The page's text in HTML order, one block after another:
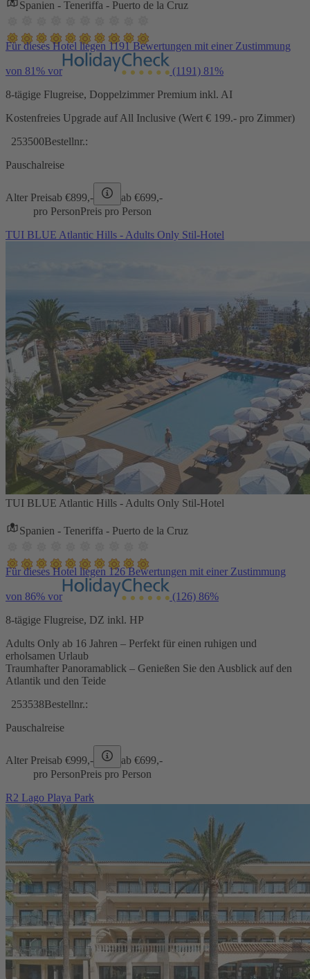
Spanien - Teneriffa - Puerto de la Cruz
Für dieses Hotel liegen 1191 Bewertungen mit einer Zustimmung
von 81% vor (1191) 81%
8-tägige Flugreise, Doppelzimmer Premium inkl. AI
Kostenfreies Upgrade auf All Inclusive (Wert € 199.- pro Zimmer)
253500Bestellnr.:
Pauschalreise
Alter Preisab €899,- ab €699,-
pro PersonPreis pro Person
TUI BLUE Atlantic Hills - Adults Only Stil-Hotel
TUI BLUE Atlantic Hills - Adults Only Stil-Hotel
Spanien - Teneriffa - Puerto de la Cruz
Für dieses Hotel liegen 126 Bewertungen mit einer Zustimmung
von 86% vor (126) 86%
8-tägige Flugreise, DZ inkl. HP
Adults Only ab 16 Jahren – Perfekt für einen ruhigen und
erholsamen Urlaub
Traumhafter Panoramablick – Genießen Sie den Ausblick auf den
Atlantik und den Teide
253538Bestellnr.:
Pauschalreise
Alter Preisab €999,- ab €699,-
pro PersonPreis pro Person
R2 Lago Playa Park